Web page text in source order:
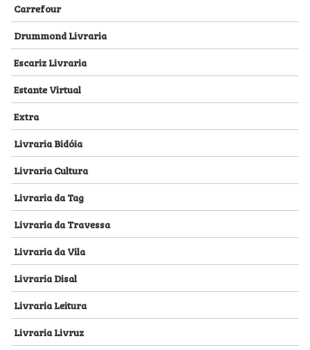
Carrefour
Drummond Livraria
Escariz Livraria
Estante Virtual
Extra
Livraria Bidóia
Livraria Cultura
Livraria da Tag
Livraria da Travessa
Livraria da Vila
Livraria Disal
Livraria Leitura
Livraria Livruz